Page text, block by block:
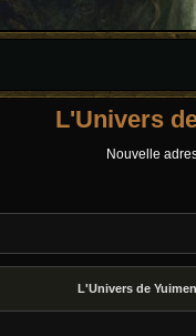
L'Univers
Nouvelle
L'Univers de